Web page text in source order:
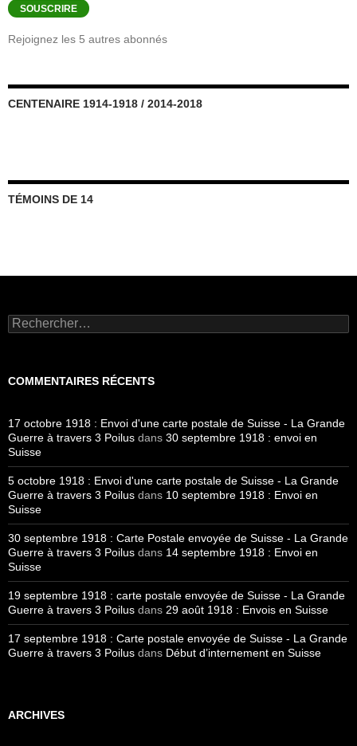
SOUSCRIRE
Rejoignez les 5 autres abonnés
CENTENAIRE 1914-1918 / 2014-2018
TÉMOINS DE 14
Rechercher :
COMMENTAIRES RÉCENTS
17 octobre 1918 : Envoi d'une carte postale de Suisse - La Grande
Guerre à travers 3 Poilus dans 30 septembre 1918 : envoi en
Suisse
5 octobre 1918 : Envoi d'une carte postale de Suisse - La Grande
Guerre à travers 3 Poilus dans 10 septembre 1918 : Envoi en
Suisse
30 septembre 1918 : Carte Postale envoyée de Suisse - La Grande
Guerre à travers 3 Poilus dans 14 septembre 1918 : Envoi en
Suisse
19 septembre 1918 : carte postale envoyée de Suisse - La Grande
Guerre à travers 3 Poilus dans 29 août 1918 : Envois en Suisse
17 septembre 1918 : Carte postale envoyée de Suisse - La Grande
Guerre à travers 3 Poilus dans Début d’internement en Suisse
ARCHIVES